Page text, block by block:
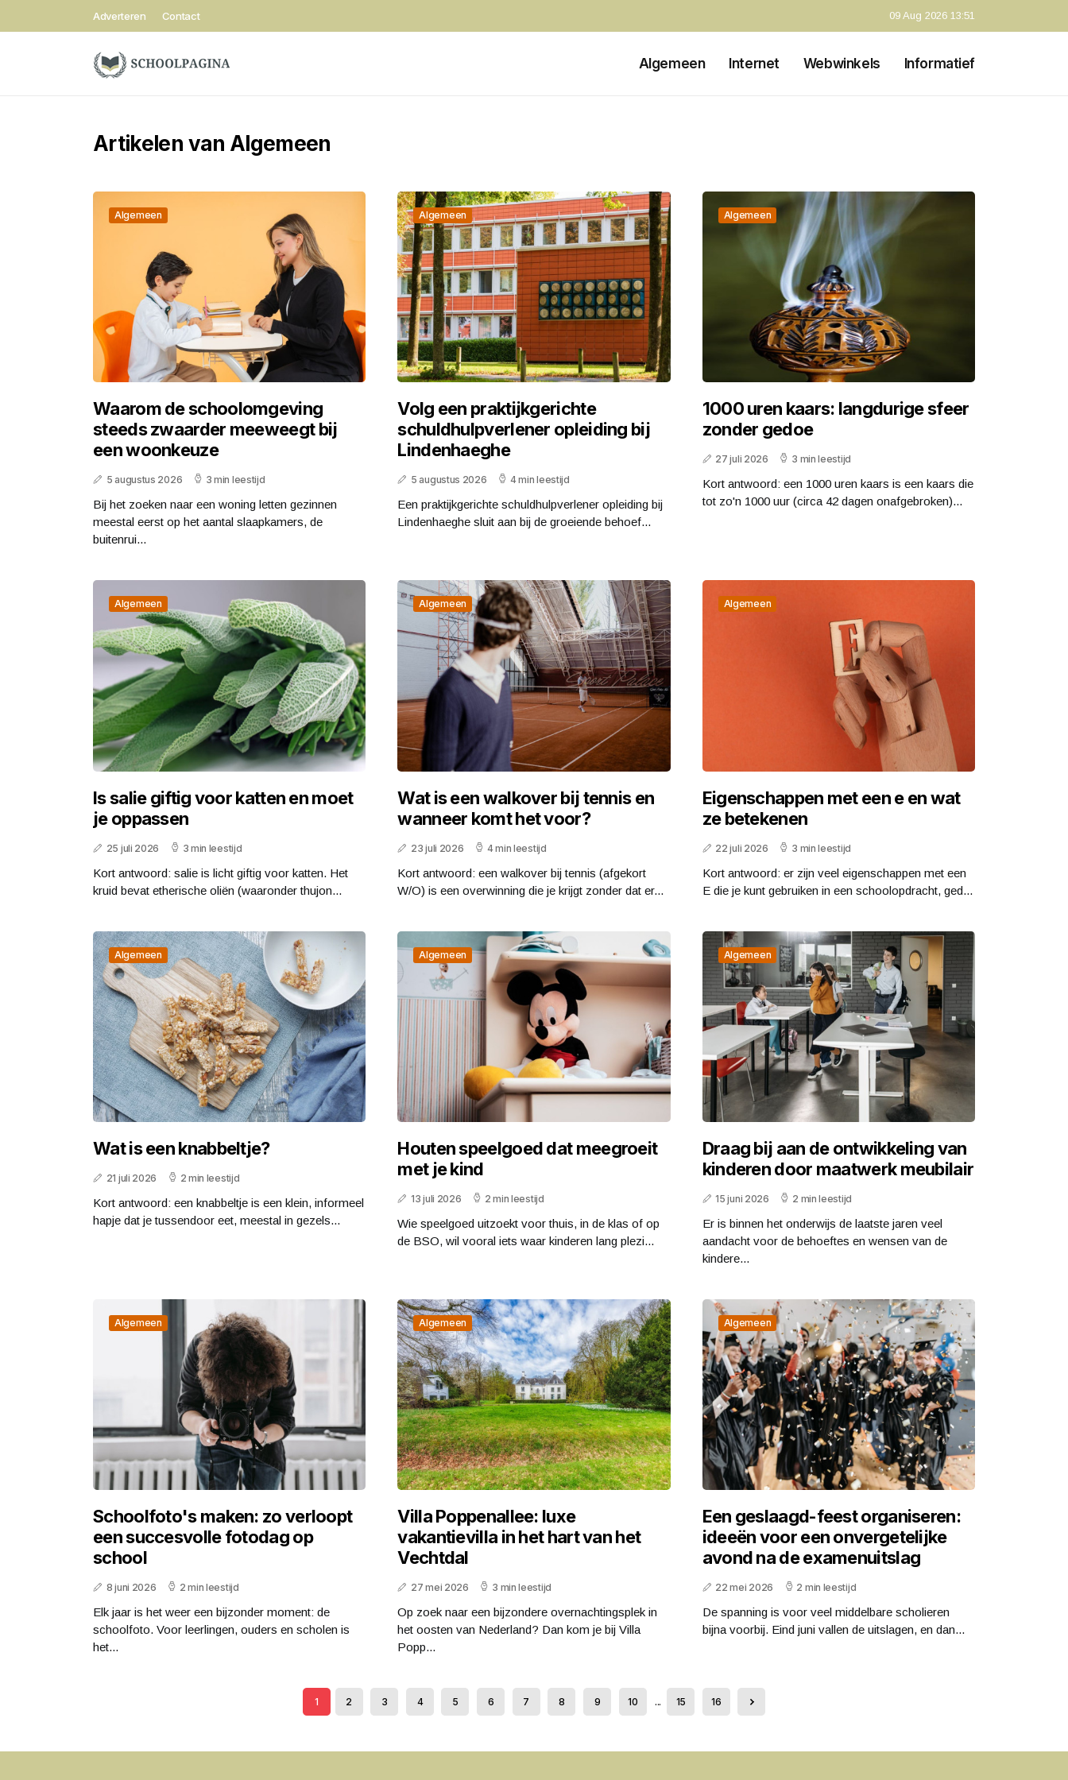
Adverteren Contact 09 Aug 2026 13:51
Algemeen Internet Webwinkels Informatief
Artikelen van Algemeen
Algemeen
Waarom de schoolomgeving
steeds zwaarder meeweegt bij
een woonkeuze
5 augustus 2026 3 min leestijd
Bij het zoeken naar een woning letten gezinnen
meestal eerst op het aantal slaapkamers, de
buitenrui...
Algemeen
Volg een praktijkgerichte
schuldhulpverlener opleiding bij
Lindenhaeghe
5 augustus 2026 4 min leestijd
Een praktijkgerichte schuldhulpverlener opleiding bij
Lindenhaeghe sluit aan bij de groeiende behoef...
Algemeen
1000 uren kaars: langdurige sfeer
zonder gedoe
27 juli 2026 3 min leestijd
Kort antwoord: een 1000 uren kaars is een kaars die
tot zo'n 1000 uur (circa 42 dagen onafgebroken)...
Algemeen
Is salie giftig voor katten en moet
je oppassen
25 juli 2026 3 min leestijd
Kort antwoord: salie is licht giftig voor katten. Het
kruid bevat etherische oliën (waaronder thujon...
Algemeen
Wat is een walkover bij tennis en
wanneer komt het voor?
23 juli 2026 4 min leestijd
Kort antwoord: een walkover bij tennis (afgekort
W/O) is een overwinning die je krijgt zonder dat er...
Algemeen
Eigenschappen met een e en wat
ze betekenen
22 juli 2026 3 min leestijd
Kort antwoord: er zijn veel eigenschappen met een
E die je kunt gebruiken in een schoolopdracht, ged...
Algemeen
Wat is een knabbeltje?
21 juli 2026 2 min leestijd
Kort antwoord: een knabbeltje is een klein, informeel
hapje dat je tussendoor eet, meestal in gezels...
Algemeen
Houten speelgoed dat meegroeit
met je kind
13 juli 2026 2 min leestijd
Wie speelgoed uitzoekt voor thuis, in de klas of op
de BSO, wil vooral iets waar kinderen lang plezi...
Algemeen
Draag bij aan de ontwikkeling van
kinderen door maatwerk meubilair
15 juni 2026 2 min leestijd
Er is binnen het onderwijs de laatste jaren veel
aandacht voor de behoeftes en wensen van de
kindere...
Algemeen
Schoolfoto's maken: zo verloopt
een succesvolle fotodag op
school
8 juni 2026 2 min leestijd
Elk jaar is het weer een bijzonder moment: de
schoolfoto. Voor leerlingen, ouders en scholen is
het...
Algemeen
Villa Poppenallee: luxe
vakantievilla in het hart van het
Vechtdal
27 mei 2026 3 min leestijd
Op zoek naar een bijzondere overnachtingsplek in
het oosten van Nederland? Dan kom je bij Villa
Popp...
Algemeen
Een geslaagd-feest organiseren:
ideeën voor een onvergetelijke
avond na de examenuitslag
22 mei 2026 2 min leestijd
De spanning is voor veel middelbare scholieren
bijna voorbij. Eind juni vallen de uitslagen, en dan...
1 2 3 4 5 6 7 8 9 10 ... 15 16